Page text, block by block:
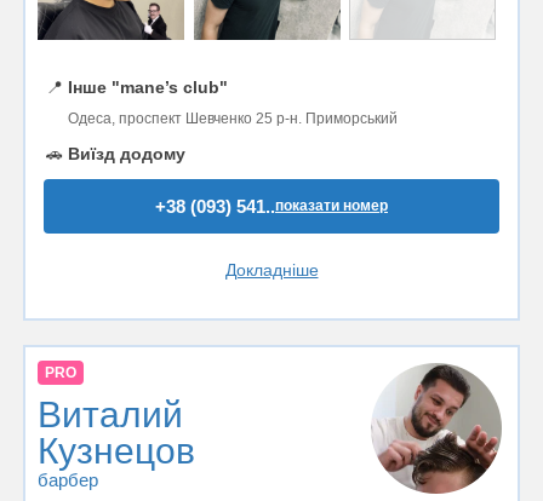
📍 Інше "mane’s club"
Одеса, проспект Шевченко 25 р-н. Приморський
🚗 Виїзд додому
+38 (093) 541..показати номер
Докладніше
PRO
Виталий
Кузнецов
барбер